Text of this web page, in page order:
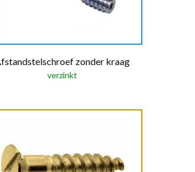
zonder kraag
verzinkt